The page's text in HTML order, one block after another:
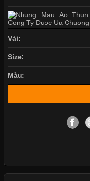
Vải:
Size:
Màu: